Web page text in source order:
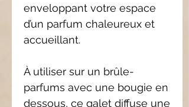
enveloppant votre espace
d’un parfum chaleureux et
accueillant.
À utiliser sur un brûle-
parfums avec une bougie en
dessous, ce galet diffuse une